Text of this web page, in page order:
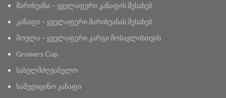
მარიხუანა – ყველაფერი კანაფის შესახებ
კანაფი – ყველაფერი მარიხუანას შესახებ
მოვლა – ყველაფერი კარგი მოსავლისთვის
Growers Cup
სახელმძღვანელო
სამედიცინო კანაფი